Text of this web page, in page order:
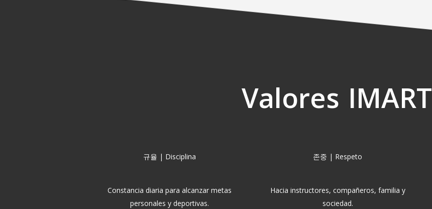
Valores IMART
규율 | Disciplina
Constancia diaria para alcanzar metas
personales y deportivas.
존중 | Respeto
Hacia instructores, compañeros, familia y
sociedad.